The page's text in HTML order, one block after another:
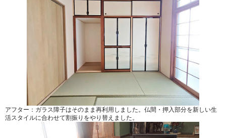
アフター：ガラス障子はそのまま再利用しました。仏間・押入部分を新しい生
活スタイルに合わせて割振りをやり替えました。